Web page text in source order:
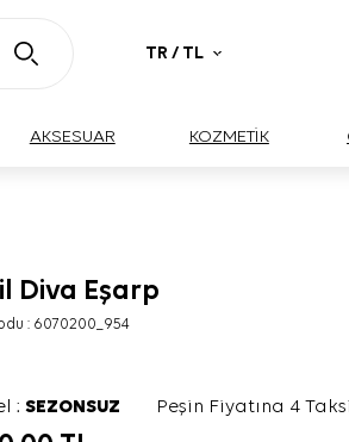
TR / TL
AKSESUAR KOZMETİK
Diva Eşarp
: 6070200_954
:SEZONSUZ Peşin Fiyatına 4